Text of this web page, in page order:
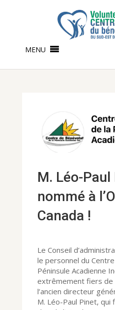
MENU
M. Léo-Paul
nommé à
Canada !
Le Conseil
le personnel du
Péninsule Acadienne
extrêmement fiers de
l’ancien directeur
M. Léo-Paul Pinet,